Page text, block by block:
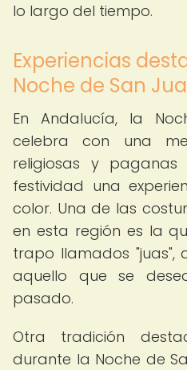
lo largo del tiempo.
Experiencias
Noche de San
En Andalucía, la
celebra con una
religiosas y
festividad una
color. Una de las
en esta región es la
trapo llamados "juas",
aquello que se
pasado.
Otra tradición
durante la Noche de